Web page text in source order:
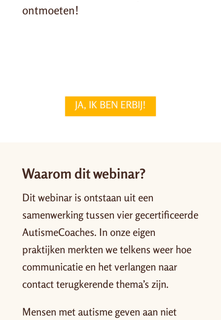
ontmoeten!
JA, IK BEN ERBIJ!
Waarom dit webinar?
Dit webinar is ontstaan uit een
samenwerking tussen vier gecertificeerde
AutismeCoaches. In onze eigen
praktijken merkten we telkens weer hoe
communicatie en het verlangen naar
contact terugkerende thema’s zijn.
Mensen met autisme geven aan niet